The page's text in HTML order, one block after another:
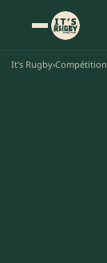
It's Rugby›